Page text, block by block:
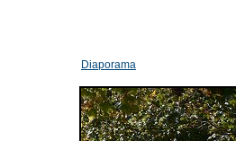
Diaporama